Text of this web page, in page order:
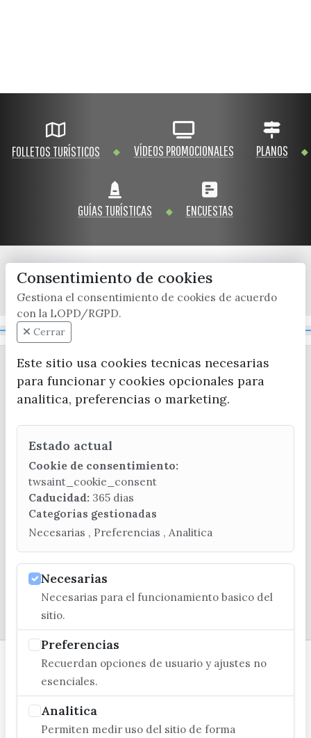
FOLLETOS TURÍSTICOS VÍDEOS PROMOCIONALES PLANOS
GUÍAS TURÍSTICAS ENCUESTAS
x / twitter facebook youtube instagram
CONTACTA CON LA OFICINA DE TURISMO
(+34) 952 541 104
turismo@velezmalaga.es
C/ Poniente, 2. CP 29740 - Torre del Mar
Consentimiento de cookies
Gestiona el consentimiento de cookies de acuerdo
con la LOPD/RGPD.
Cerrar
Este sitio usa cookies tecnicas necesarias
para funcionar y cookies opcionales para
analitica, preferencias o marketing.
Estado actual
Cookie de consentimiento:
twsaint_cookie_consent
Caducidad: 365 dias
Categorias gestionadas
Necesarias , Preferencias , Analitica
Necesarias
Necesarias para el funcionamiento basico del
sitio.
Preferencias
Recuerdan opciones de usuario y ajustes no
esenciales.
Analitica
Permiten medir uso del sitio de forma